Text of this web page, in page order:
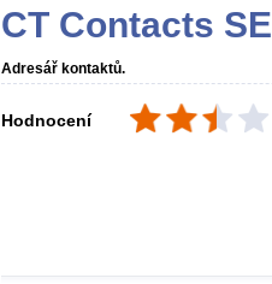
CT Contacts SE
Adresář kontaktů.
Hodnocení